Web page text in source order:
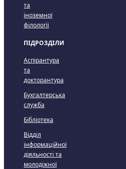
та
іноземної
філології
ПІДРОЗДІЛИ
Аспірантура
та
докторантура
Бухгалтерська
служба
Бібліотека
Відділ
інформаційної
діяльності та
молодіжної